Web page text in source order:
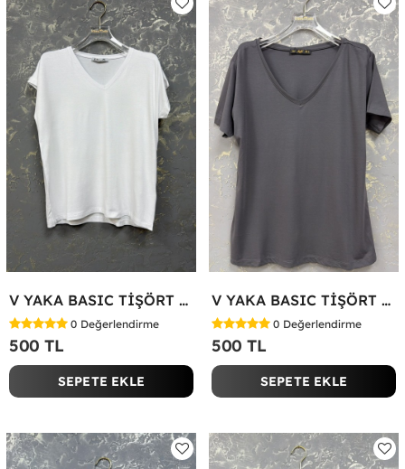
V YAKA BASIC TİŞÖRT Beyaz
0 Değerlendirme
500 TL
SEPETE EKLE
V YAKA BASIC TİŞÖRT Antrasit
0 Değerlendirme
500 TL
SEPETE EKLE